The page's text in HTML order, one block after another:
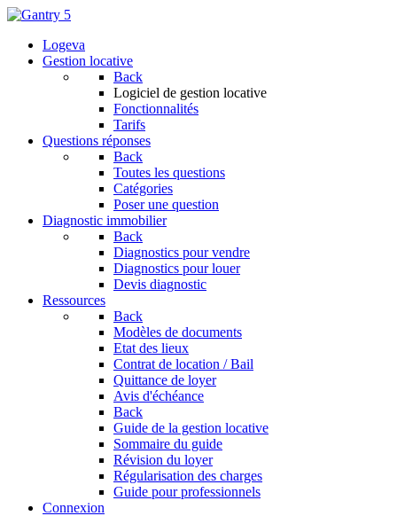
Logeva
Gestion locative
Back
Logiciel de gestion locative
Fonctionnalités
Tarifs
Questions réponses
Back
Toutes les questions
Catégories
Poser une question
Diagnostic immobilier
Back
Diagnostics pour vendre
Diagnostics pour louer
Devis diagnostic
Ressources
Back
Modèles de documents
Etat des lieux
Contrat de location / Bail
Quittance de loyer
Avis d'échéance
Back
Guide de la gestion locative
Sommaire du guide
Révision du loyer
Régularisation des charges
Guide pour professionnels
Connexion